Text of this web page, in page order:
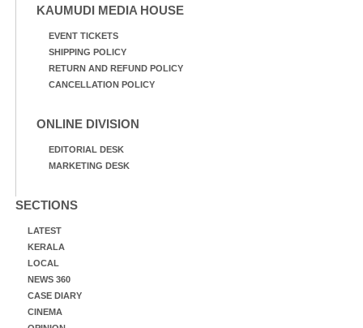
KAUMUDI MEDIA HOUSE
EVENT TICKETS
SHIPPING POLICY
RETURN AND REFUND POLICY
CANCELLATION POLICY
ONLINE DIVISION
EDITORIAL DESK
MARKETING DESK
SECTIONS
LATEST
KERALA
LOCAL
NEWS 360
CASE DIARY
CINEMA